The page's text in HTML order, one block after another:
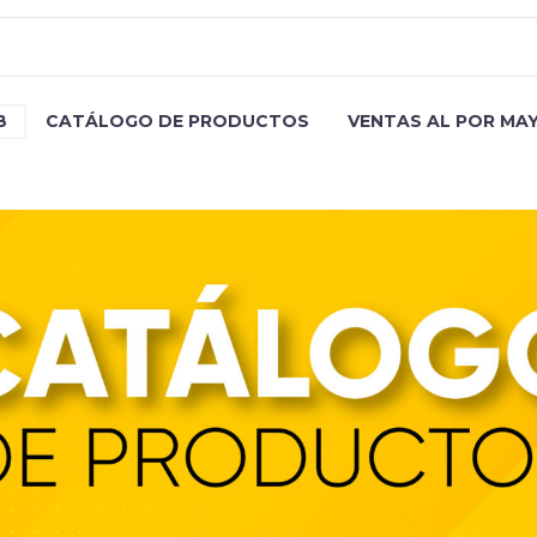
CATÁLOGO DE PRODUCTOS VENTAS AL POR
COCINETA AR GAS-2 GN